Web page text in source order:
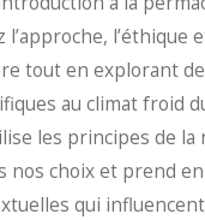
l’éthique
tout en explorant
au climat froid
les principes de la
nos choix et prend
qui